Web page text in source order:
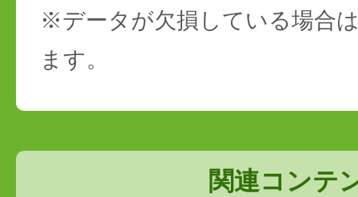
※データが欠損している場合
ます。
関連コンテ